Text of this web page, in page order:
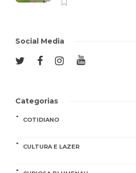
Social Media
Categorias
COTIDIANO
CULTURA E LAZER